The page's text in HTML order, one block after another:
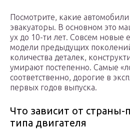
Посмотрите, какие
эвакуаторы. В основном это
ух до 10-ти лет. Совсем новые
модели предыдущих
количества деталек,
умирают постепенно. Самые
соответственно, дорогие в
первых годов выпуска.
Что зависит от страны-
типа двигателя